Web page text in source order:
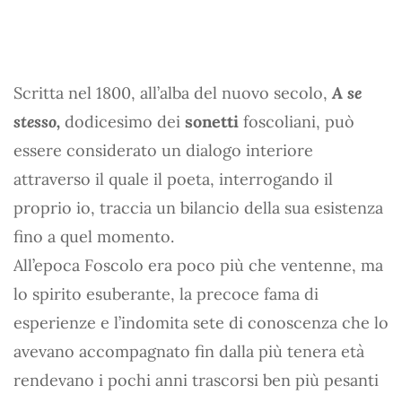
Scritta nel 1800, all’alba del nuovo secolo,A se
stesso, dodicesimo dei sonetti foscoliani, può
essere considerato un dialogo interiore
attraverso il quale il poeta, interrogando il
proprio io, traccia un bilancio della sua esistenza
fino a quel momento.
All’epoca Foscolo era poco più che ventenne, ma
lo spirito esuberante, la precoce fama di
esperienze e l’indomita sete di conoscenza che lo
avevano accompagnato fin dalla più tenera età
rendevano i pochi anni trascorsi ben più pesanti